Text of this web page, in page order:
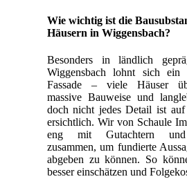
Wie wichtig ist die
Häusern in Wiggensbach?
Besonders in ländlich
Wiggensbach lohnt sich
Fassade – viele Häuser
massive Bauweise und
doch nicht jedes Detail ist
ersichtlich. Wir von Schaule
eng mit Gutachtern und
zusammen, um fundierte
abgeben zu können. So
besser einschätzen und